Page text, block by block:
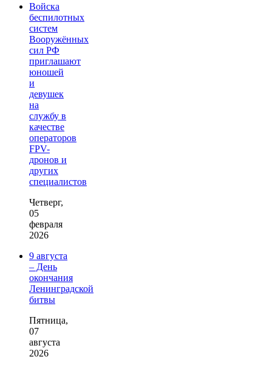
Войска
беспилотных
систем
Вооружённых
сил РФ
приглашают
юношей
и
девушек
на
службу в
качестве
операторов
FPV-
дронов и
других
специалистов
Четверг,
05
февраля
2026
9 августа
– День
окончания
Ленинградской
битвы
Пятница,
07
августа
2026